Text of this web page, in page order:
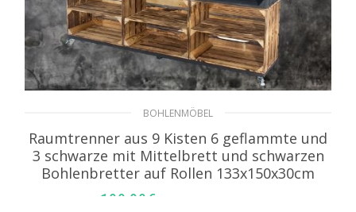
BOHLENMÖBEL
Raumtrenner aus 9 Kisten 6 geflammte und
3 schwarze mit Mittelbrett und schwarzen
Bohlenbretter auf Rollen 133x150x30cm
199,99 €